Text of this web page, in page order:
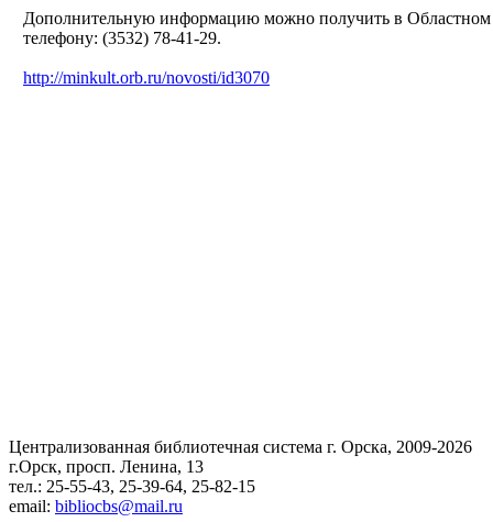
Дополнительную информацию можно получить в
телефону: (3532) 78-41-29.
http://minkult.orb.ru/novosti/id3070
Централизованная библиотечная система г. Орска, 2009-2026
г.Орск, просп. Ленина, 13
тел.: 25-55-43, 25-39-64, 25-82-15
email: bibliocbs@mail.ru